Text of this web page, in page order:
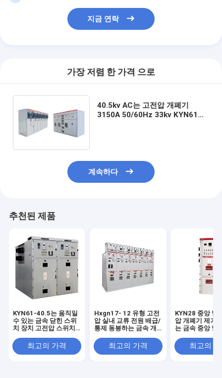
지금 연락
가장 저렴 한 가격 으로
40.5kv AC는 고전압 개폐기
3150A 50/60Hz 33kv KYN61
계속하다
추천된 제품
KYN61-40.5는 움직일
수 있는 금속 닫힌 스위
치 장치 고전압 스위치
최고의 가격
Hxgn17- 12 유형 고전
압 실내 교류 전원 배급/
통제 동봉하는 금속 개
최고의 가격
KYN28 중앙 말
압 개폐기 제거
는 금속 중앙 말
최고의